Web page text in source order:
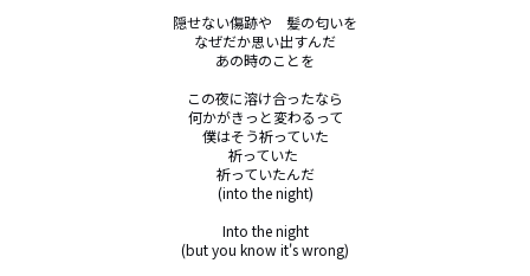
隠せない傷跡や　髪の匂いを
なぜだか思い出すんだ
あの時のことを
この夜に溶け合ったなら
何かがきっと変わるって
僕はそう祈っていた
祈っていた
祈っていたんだ
(into the night)
Into the night
(but you know it's wrong)